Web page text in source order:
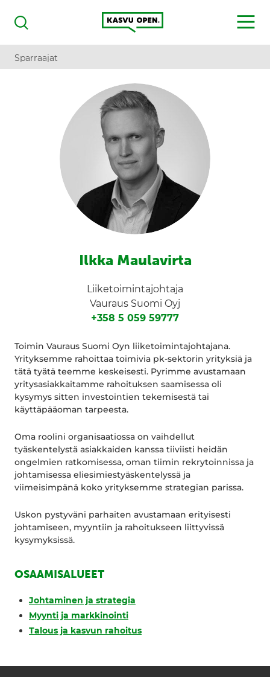
Haku
Kasvu Open
MENU
Sparraajat
Ilkka Maulavirta
Liiketoimintajohtaja
Vauraus Suomi Oyj
+358 5 059 59777
Toimin Vauraus Suomi Oyn liiketoimintajohtajana.
Yrityksemme rahoittaa toimivia pk-sektorin yrityksiä ja
tätä tyätä teemme keskeisesti. Pyrimme avustamaan
yritysasiakkaitamme rahoituksen saamisessa oli
kysymys sitten investointien tekemisestä tai
käyttäpääoman tarpeesta.
Oma roolini organisaatiossa on vaihdellut
tyäskentelystä asiakkaiden kanssa tiiviisti heidän
ongelmien ratkomisessa, oman tiimin rekrytoinnissa ja
johtamisessa eliesimiestyäskentelyssä ja
viimeisimpänä koko yrityksemme strategian parissa.
Uskon pystyväni parhaiten avustamaan erityisesti
johtamiseen, myyntiin ja rahoitukseen liittyvissä
kysymyksissä.
OSAAMISALUEET
Johtaminen ja strategia
Myynti ja markkinointi
Talous ja kasvun rahoitus